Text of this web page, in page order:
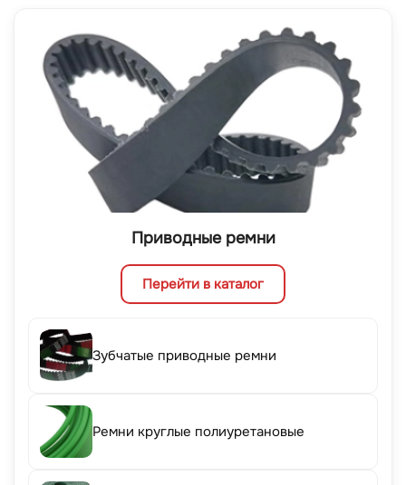
Приводные ремни
Перейти в каталог
Зубчатые приводные ремни
Ремни круглые полиуретановые